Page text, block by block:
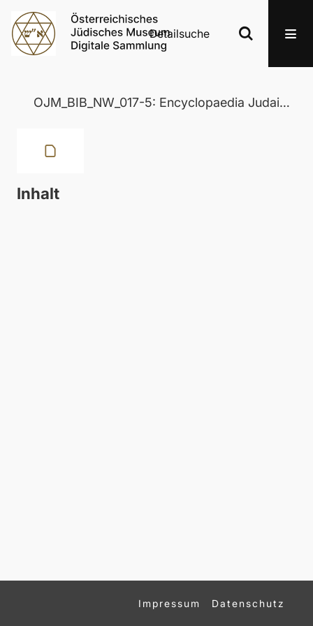
Detailsuche
OJM_BIB_NW_017-5: Encyclopaedia Judaica
Inhalt
Impressum Datenschutz